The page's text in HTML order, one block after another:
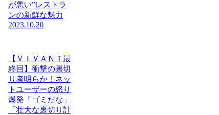
が悪い”レストラ
ンの新鮮な魅力
2023.10.20
【ＶＩＶＡＮＴ最
終回】衝撃の裏切
り者明らか！ネッ
トユーザーの怒り
爆発「ゴミだな」
「壮大な裏切り計